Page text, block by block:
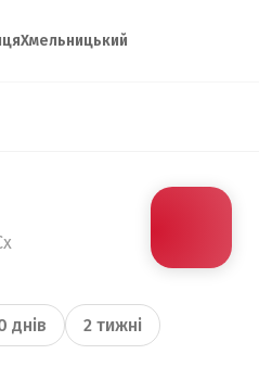
Хмельницький
днів 2 тижні